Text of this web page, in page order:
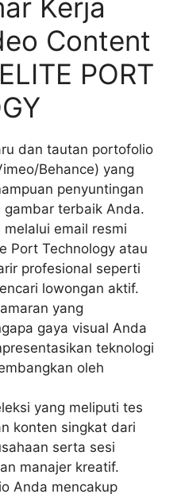
Kerja
Content
PORT
dan tautan portofolio
Behance) yang
penyuntingan
gambar terbaik Anda.
email resmi
Port Technology atau
profesional seperti
lowongan aktif.
yang
gaya visual Anda
teknologi
oleh
yang meliputi tes
konten singkat dari
serta sesi
manajer kreatif.
Anda mencakup